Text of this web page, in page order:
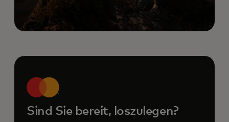
Sind Sie bereit, loszulegen?